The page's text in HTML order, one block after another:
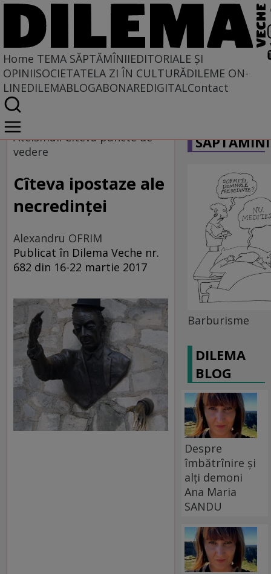
Home TEMA SĂPTĂMÎNIIEDITORIALE ȘI
OPINIISOCIETATELA ZI ÎN CULTURĂDILEME ON-
LINEDILEMABLOGABONAREDIGITALContact
Home
Tema săptămînii
Ateismul. Cîteva puncte de
vedere
Cîteva ipostaze ale
necredinţei
Alexandru OFRIM
Publicat în Dilema Veche nr.
682 din 16-22 martie 2017
Barburisme
DILEMA
BLOG
Despre
îmbătrînire și
alți demoni
Ana Maria
SANDU